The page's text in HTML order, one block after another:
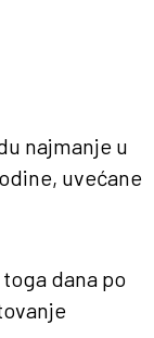
najmanje u
uvećane
dana po